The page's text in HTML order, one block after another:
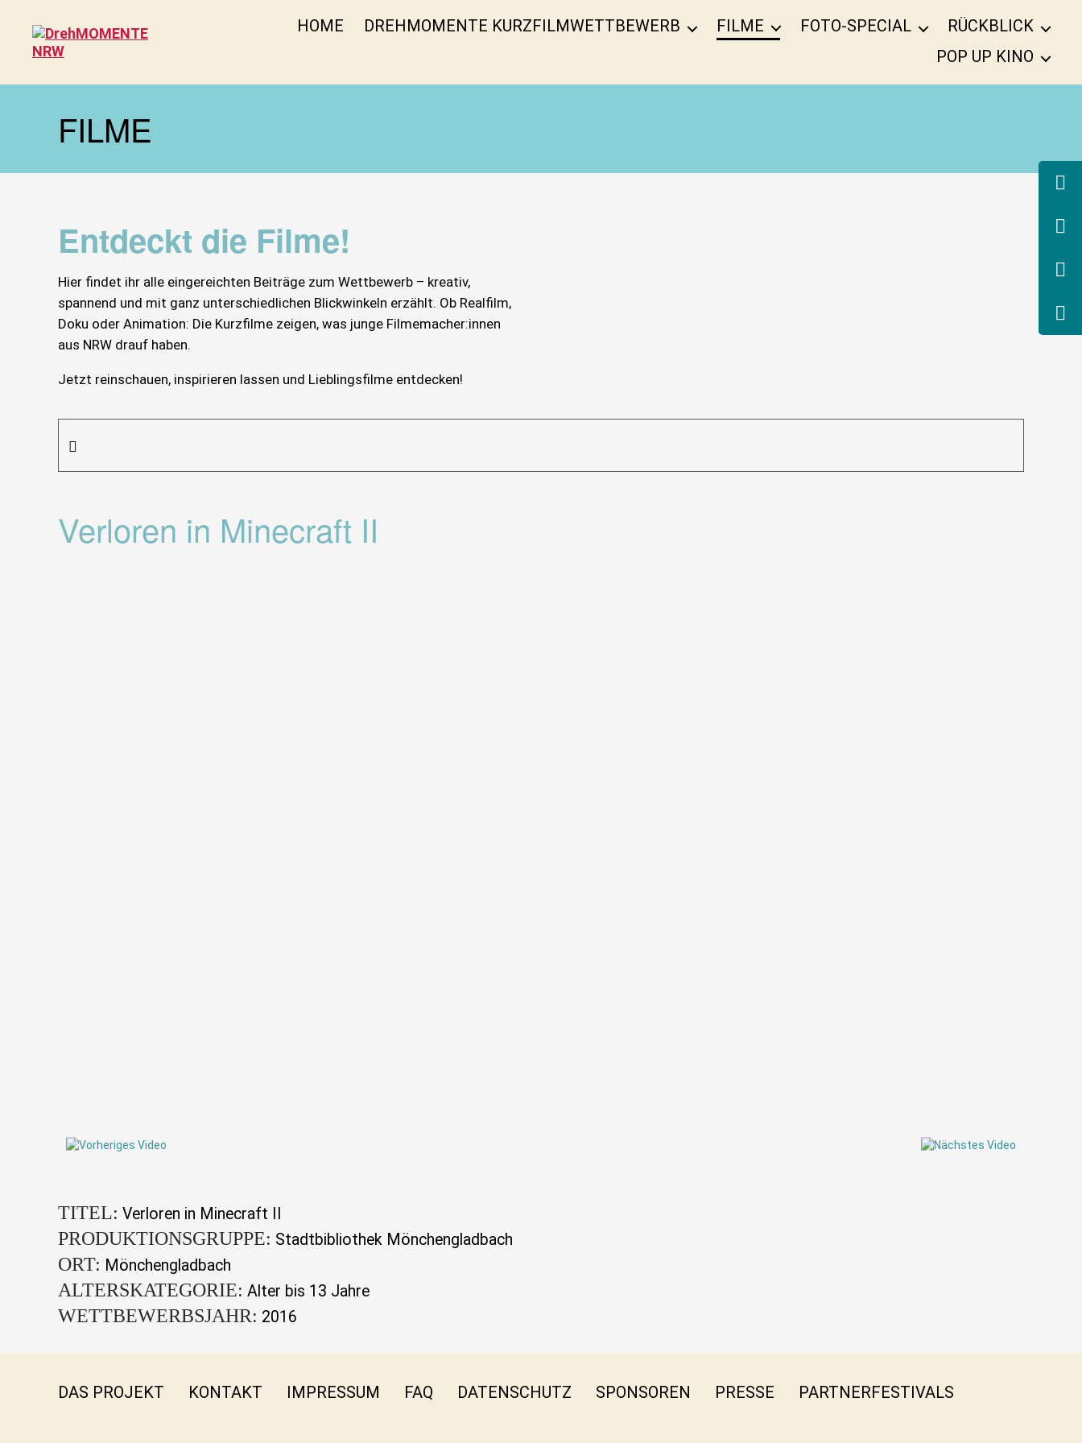
NRW
HOME DREHMOMENTE KURZFILMWETTBEWERB FILME FOTO-SPECIAL
RÜCKBLICK
POP UP KINO
FILME
Entdeckt die Filme!
Hier findet ihr alle eingereichten Beiträge zum Wettbewerb – kreativ,
spannend und mit ganz unterschiedlichen Blickwinkeln erzählt. Ob Realfilm,
Doku oder Animation: Die Kurzfilme zeigen, was junge Filmemacher:innen
aus NRW drauf haben.
Jetzt reinschauen, inspirieren lassen und Lieblingsfilme entdecken!
Verloren in Minecraft II
TITEL: Verloren in Minecraft II
PRODUKTIONSGRUPPE: Stadtbibliothek Mönchengladbach
ORT: Mönchengladbach
ALTERSKATEGORIE: Alter bis 13 Jahre
WETTBEWERBSJAHR: 2016
DAS PROJEKT KONTAKT IMPRESSUM FAQ DATENSCHUTZ SPONSOREN PRESSE PARTNERFESTIVALS